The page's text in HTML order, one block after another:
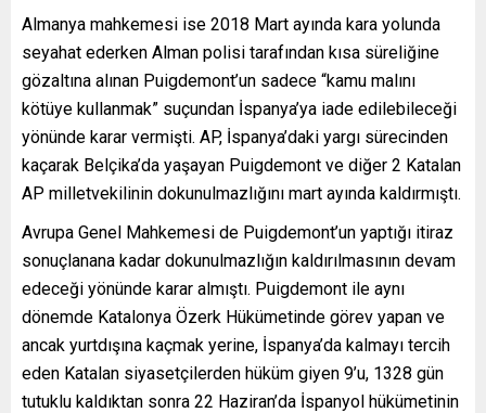
Almanya mahkemesi ise 2018 Mart ayında kara yolunda
seyahat ederken Alman polisi tarafından kısa süreliğine
gözaltına alınan Puigdemont’un sadece “kamu malını
kötüye kullanmak” suçundan İspanya’ya iade edilebileceği
yönünde karar vermişti. AP, İspanya’daki yargı sürecinden
kaçarak Belçika’da yaşayan Puigdemont ve diğer 2 Katalan
AP milletvekilinin dokunulmazlığını mart ayında kaldırmıştı.
Avrupa Genel Mahkemesi de Puigdemont’un yaptığı itiraz
sonuçlanana kadar dokunulmazlığın kaldırılmasının devam
edeceği yönünde karar almıştı. Puigdemont ile aynı
dönemde Katalonya Özerk Hükümetinde görev yapan ve
ancak yurtdışına kaçmak yerine, İspanya’da kalmayı tercih
eden Katalan siyasetçilerden hüküm giyen 9’u, 1328 gün
tutuklu kaldıktan sonra 22 Haziran’da İspanyol hükümetinin